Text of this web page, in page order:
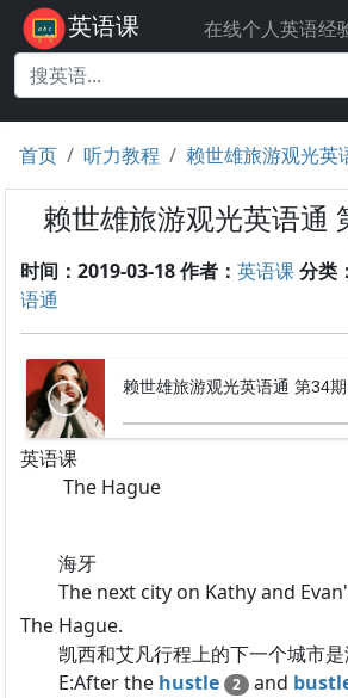
英语课 在线个人英语经
首页 听力教程 赖世雄旅游观光英
赖世雄旅游观光英语通
时间：2019-03-18作者： 英语课分类：
语通
赖世雄旅游观光英语通 第34
英语课
The Hague
海牙
The next city on Kathy and
The Hague.
凯西和艾凡行程上的下一个城市是
E:After the hustle 2 and